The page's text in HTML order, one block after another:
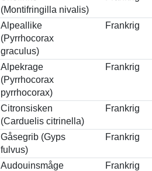
(Montifringilla nivalis)
Alpeallike
(Pyrrhocorax
graculus)
Frankrig
Alpekrage
(Pyrrhocorax
pyrrhocorax)
Frankrig
Citronsisken
(Carduelis citrinella)
Frankrig
Gåsegrib (Gyps
fulvus)
Frankrig
Audouinsmåge
Frankrig